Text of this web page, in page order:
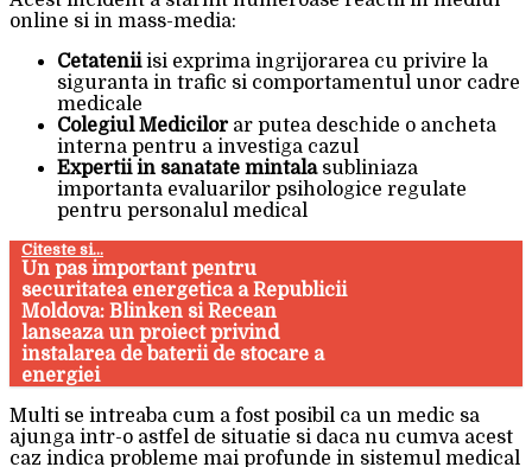
online si in mass-media:
Cetateniiisi exprima ingrijorarea cu privire la
siguranta in trafic si comportamentul unor cadre
medicale
Colegiul Medicilor ar putea deschide o ancheta
interna pentru a investiga cazul
Expertii in sanatate mintalasubliniaza
importanta evaluarilor psihologice regulate
pentru personalul medical
Citeste si...
Un pas important pentru
securitatea energetica a Republicii
Moldova: Blinken si Recean
lanseaza un proiect privind
instalarea de baterii de stocare a
energiei
Multi se intreaba cum a fost posibil ca un medic sa
ajunga intr-o astfel de situatie si daca nu cumva acest
caz indica probleme mai profunde in sistemul medical